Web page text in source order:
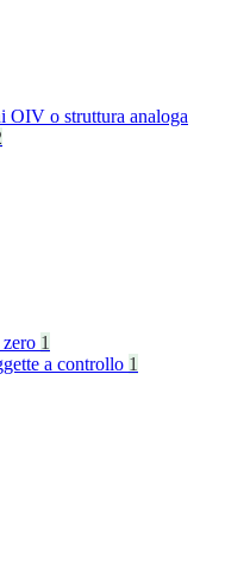
OIV o struttura analoga
1
a controllo 1